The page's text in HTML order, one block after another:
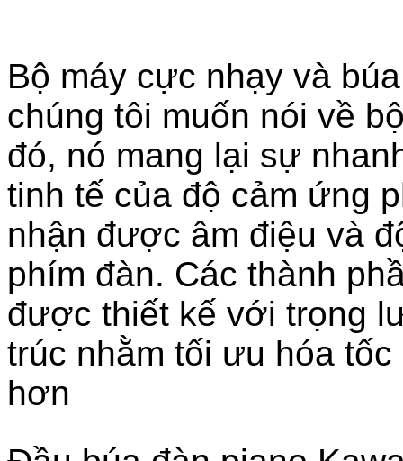
Bộ máy cực nhạy và
chúng tôi muốn nói về
đó, nó mang lại sự
tinh tế của độ cảm ứng
nhận được âm điệu và
phím đàn. Các thành
được thiết kế với trọng
trúc nhằm tối ưu hóa
hơn